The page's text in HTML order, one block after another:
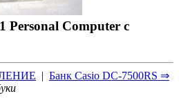
Personal Computer с
| Банк Casio DC-7500RS ⇒